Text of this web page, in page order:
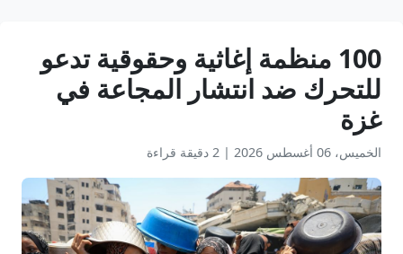
100 منظمة إغاثية وحقوقية تدعو
للتحرك ضد انتشار المجاعة في
غزة
الخميس، 06 أغسطس 2026 | 2 دقيقة قراءة